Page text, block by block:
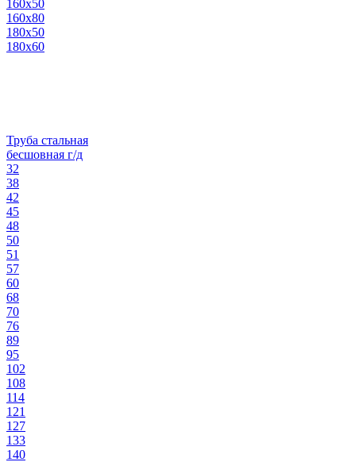
160х50
160х80
180х50
180х60
Труба стальная
бесшовная г/д
32
38
42
45
48
50
51
57
60
68
70
76
89
95
102
108
114
121
127
133
140